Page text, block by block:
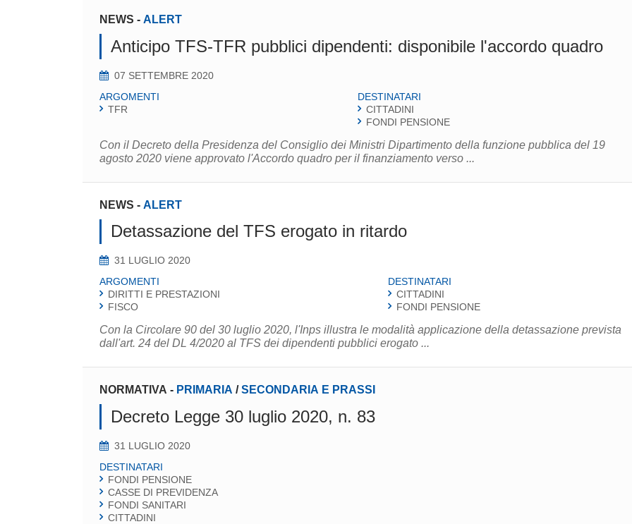
NEWS - ALERT
Anticipo TFS-TFR pubblici dipendenti: disponibile l'accordo quadro
07 SETTEMBRE 2020
ARGOMENTI
TFR
DESTINATARI
CITTADINI
FONDI PENSIONE
Con il Decreto della Presidenza del Consiglio dei Ministri Dipartimento della funzione pubblica del 19
agosto 2020 viene approvato l'Accordo quadro per il finanziamento verso ...
NEWS - ALERT
Detassazione del TFS erogato in ritardo
31 LUGLIO 2020
ARGOMENTI
DIRITTI E PRESTAZIONI
FISCO
DESTINATARI
CITTADINI
FONDI PENSIONE
Con la Circolare 90 del 30 luglio 2020, l'Inps illustra le modalità applicazione della detassazione prevista
dall'art. 24 del DL 4/2020 al TFS dei dipendenti pubblici erogato ...
NORMATIVA - PRIMARIA /SECONDARIA E PRASSI
Decreto Legge 30 luglio 2020, n. 83
31 LUGLIO 2020
DESTINATARI
FONDI PENSIONE
CASSE DI PREVIDENZA
FONDI SANITARI
CITTADINI